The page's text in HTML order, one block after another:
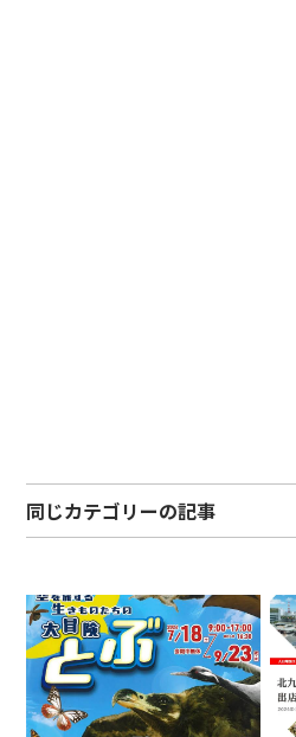
同じカテゴリーの記事